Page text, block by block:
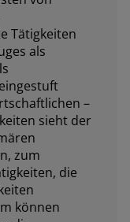
Tätigkeiten
als
–
sieht der
zum
die
können